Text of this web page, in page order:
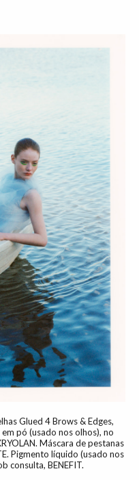
Glued 4 Brows & Edges,
pó (usado nos olhos), no
Máscara de pestanas
Pigmento líquido (usado nos
consulta, BENEFIT.